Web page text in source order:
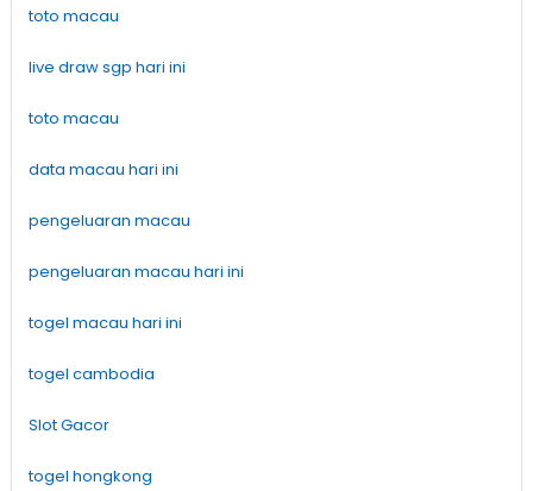
toto macau
live draw sgp hari ini
toto macau
data macau hari ini
pengeluaran macau
pengeluaran macau hari ini
togel macau hari ini
togel cambodia
Slot Gacor
togel hongkong